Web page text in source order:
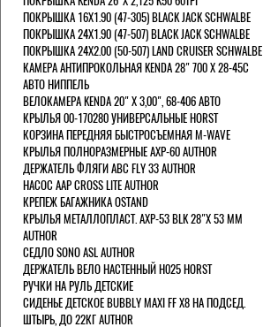
ПОКРЫШКА 16X1.90 (47-305) BLACK JACK SCHWALBE
ПОКРЫШКА 24X1.90 (47-507) BLACK JACK SCHWALBE
ПОКРЫШКА 24X2.00 (50-507) LAND CRUISER SCHWALBE
КАМЕРА АНТИПРОКОЛЬНАЯ KENDA 28" 700 Х 28-45C
АВТО НИППЕЛЬ
ВЕЛОКАМЕРА KENDA 20" Х 3,00", 68-406 АВТО
КРЫЛЬЯ 00-170280 УНИВЕРСАЛЬНЫЕ HORST
КОРЗИНА ПЕРЕДНЯЯ БЫСТРОСЪЕМНАЯ M-WAVE
КРЫЛЬЯ ПОЛНОРАЗМЕРНЫЕ AXP-60 AUTHOR
ДЕРЖАТЕЛЬ ФЛЯГИ АВС FLY 33 AUTHOR
НАСОС AAP CROSS LITE AUTHOR
КРЕПЕЖ БАГАЖНИКА OSTAND
КРЫЛЬЯ МЕТАЛЛОПЛАСТ. AXP-53 BLK 28"Х 53 ММ
AUTHOR
СЕДЛО SONO ASL AUTHOR
ДЕРЖАТЕЛЬ ВЕЛО НАСТЕННЫЙ H025 HORST
РУЧКИ НА РУЛЬ ДЕТСКИЕ
СИДЕНЬЕ ДЕТСКОЕ BUBBLY MAXI FF X8 НА ПОДСЕД.
ШТЫРЬ, ДО 22КГ AUTHOR